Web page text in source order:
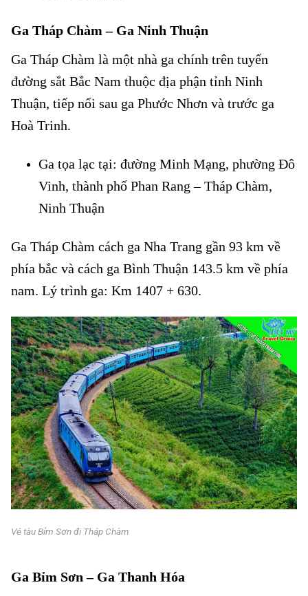
Ga Tháp Chàm – Ga Ninh Thuận
Ga Tháp Chàm là một nhà ga chính trên tuyến
đường sắt Bắc Nam thuộc địa phận tỉnh Ninh
Thuận, tiếp nối sau ga Phước Nhơn và trước ga
Hoà Trinh.
Ga tọa lạc tại: đường Minh Mạng, phường Đô
Vinh, thành phố Phan Rang – Tháp Chàm,
Ninh Thuận
Ga Tháp Chàm cách ga Nha Trang gần 93 km về
phía bắc và cách ga Bình Thuận 143.5 km về phía
nam. Lý trình ga: Km 1407 + 630.
Vé tàu Bỉm Sơn đi Tháp Chàm
Ga Bỉm Sơn – Ga Thanh Hóa